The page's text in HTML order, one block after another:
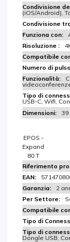
(iOS/Android),
USB-C, Wifi,
39
EPOS -
Expand
80 T
2
Dongle USB,